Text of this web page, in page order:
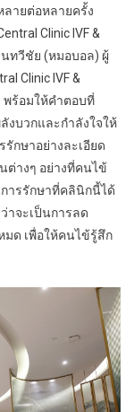
ายต่อหลายครั้ง
Clinic IVF &
ทวีชัย (หมอบอล) ผู้
Clinic IVF &
พร้อมให้คำตอบที่
งบวกและกำลังใจให้
กษาอย่างละเอียด
ต่างๆ อย่างที่คนไข้
ารรักษาที่คลินิกนี้ได้
าจะเป็นการลด
มด เพื่อให้คนไข้รู้สึก